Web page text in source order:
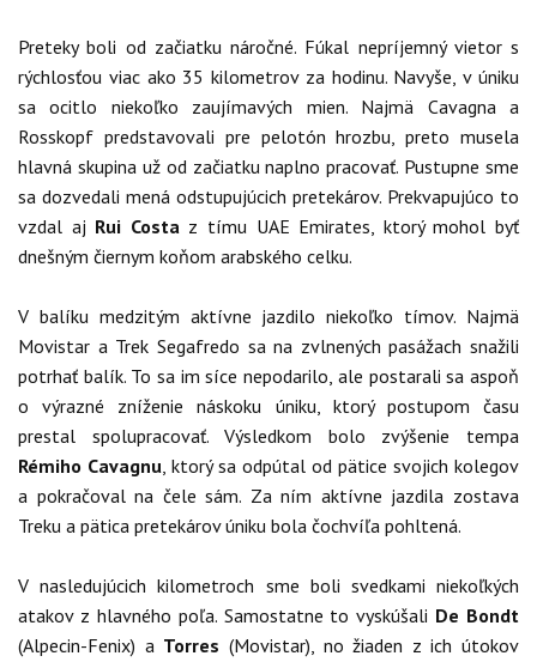
Preteky boli od začiatku náročné. Fúkal nepríjemný vietor s
rýchlosťou viac ako 35 kilometrov za hodinu. Navyše, v úniku
sa ocitlo niekoľko zaujímavých mien. Najmä Cavagna a
Rosskopf predstavovali pre pelotón hrozbu, preto musela
hlavná skupina už od začiatku naplno pracovať. Pustupne sme
sa dozvedali mená odstupujúcich pretekárov. Prekvapujúco to
vzdal aj Rui Costaz tímu UAE Emirates, ktorý mohol byť
dnešným čiernym koňom arabského celku.
V balíku medzitým aktívne jazdilo niekoľko tímov. Najmä
Movistar a Trek Segafredo sa na zvlnených pasážach snažili
potrhať balík. To sa im síce nepodarilo, ale postarali sa aspoň
o výrazné zníženie náskoku úniku, ktorý postupom času
prestal spolupracovať. Výsledkom bolo zvýšenie tempa
Rémiho Cavagnu, ktorý sa odpútal od pätice svojich kolegov
a pokračoval na čele sám. Za ním aktívne jazdila zostava
Treku a pätica pretekárov úniku bola čochvíľa pohltená.
V nasledujúcich kilometroch sme boli svedkami niekoľkých
atakov z hlavného poľa. Samostatne to vyskúšali De Bondt
(Alpecin-Fenix) a Torres (Movistar), no žiaden z ich útokov